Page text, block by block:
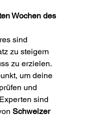
Wochen des
sind
zu steigern
zu erzielen.
um deine
und
sind
Schweizer